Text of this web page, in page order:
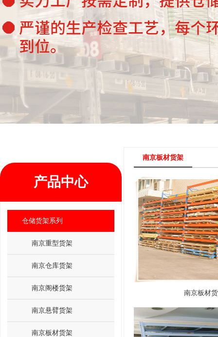
产品中心
仓储货架系列
南京重型货架
南京仓库货架
南京阁楼货架
南京悬臂货架
南京板材货架
南京板材货架
南京板材